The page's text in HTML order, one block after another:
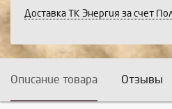
Доставка ТК Энергия за счет
Описание товара Отзывы